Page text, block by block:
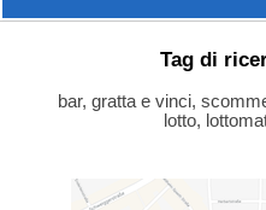
Tag di
bar, gratta e vinci,
lotto,